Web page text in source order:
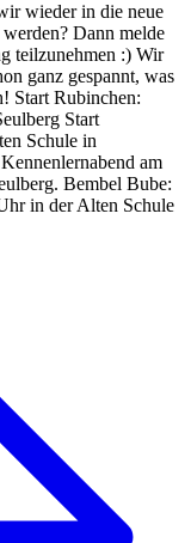
wieder in die neue
Dann melde
teilzunehmen :) Wir
ganz gespannt, was
Start Rubinchen:
Start
Schule in
am
Bembel Bube:
in der Alten Schule